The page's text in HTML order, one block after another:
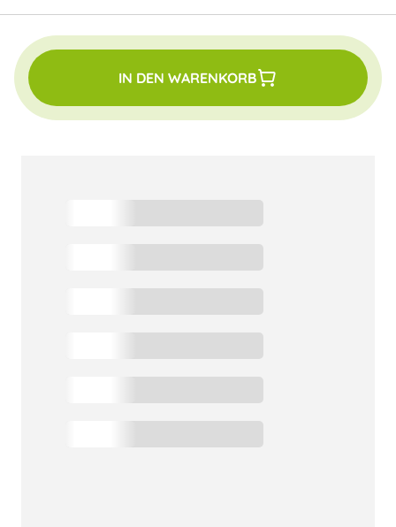
IN DEN WARENKORB